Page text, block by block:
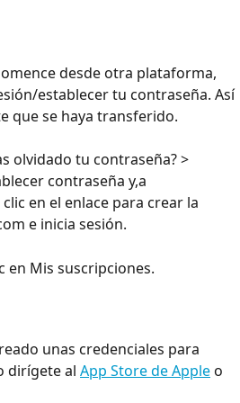
desde otra plataforma,
establecer tu contraseña. Así
que se haya transferido.
olvidado tu contraseña? >
contraseña y,a
en el enlace para crear la
e inicia sesión.
en Mis suscripciones.
unas credenciales para
dirígete al App Store de Apple o